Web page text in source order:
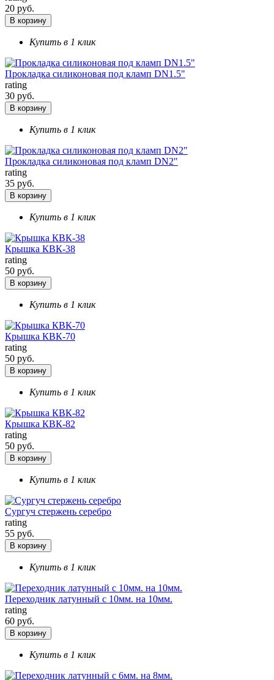
20 руб.
В корзину
Купить в 1 клик
Прокладка силиконовая под кламп DN1.5"
rating
30 руб.
В корзину
Купить в 1 клик
Прокладка силиконовая под кламп DN2"
rating
35 руб.
В корзину
Купить в 1 клик
Крышка КВК-38
rating
50 руб.
В корзину
Купить в 1 клик
Крышка КВК-70
rating
50 руб.
В корзину
Купить в 1 клик
Крышка КВК-82
rating
50 руб.
В корзину
Купить в 1 клик
Сургуч стержень серебро
rating
55 руб.
В корзину
Купить в 1 клик
Переходник латунный с 10мм. на 10мм.
rating
60 руб.
В корзину
Купить в 1 клик